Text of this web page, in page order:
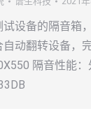
设备的隔音箱
动翻转设备，
隔音性能：